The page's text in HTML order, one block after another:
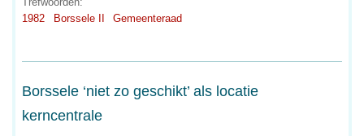
1982
Borssele II Gemeenteraad
Borssele ‘niet zo geschikt’ als locatie
kerncentrale